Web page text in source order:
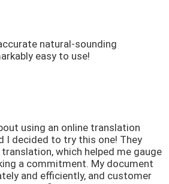
natural-sounding
easy to use!
using an online translation
I decided to try this one! They
which helped me gauge
a commitment. My document
and efficiently, and customer